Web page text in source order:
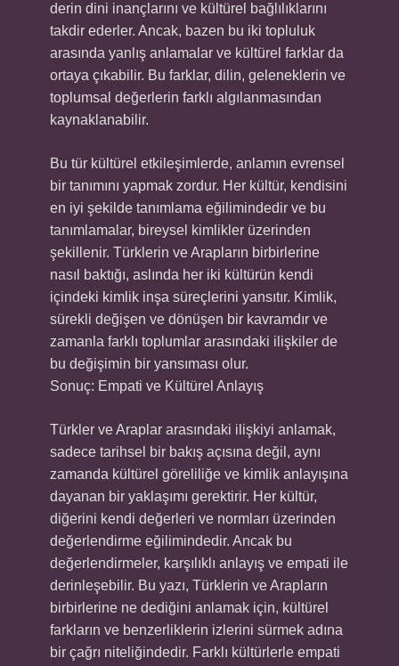
derin dini inançlarını ve kültürel bağlılıklarını
takdir ederler. Ancak, bazen bu iki topluluk
arasında yanlış anlamalar ve kültürel farklar da
ortaya çıkabilir. Bu farklar, dilin, geleneklerin ve
toplumsal değerlerin farklı algılanmasından
kaynaklanabilir.
Bu tür kültürel etkileşimlerde, anlamın evrensel
bir tanımını yapmak zordur. Her kültür, kendisini
en iyi şekilde tanımlama eğilimindedir ve bu
tanımlamalar, bireysel kimlikler üzerinden
şekillenir. Türklerin ve Arapların birbirlerine
nasıl baktığı, aslında her iki kültürün kendi
içindeki kimlik inşa süreçlerini yansıtır. Kimlik,
sürekli değişen ve dönüşen bir kavramdır ve
zamanla farklı toplumlar arasındaki ilişkiler de
bu değişimin bir yansıması olur.
Sonuç: Empati ve Kültürel Anlayış
Türkler ve Araplar arasındaki ilişkiyi anlamak,
sadece tarihsel bir bakış açısına değil, aynı
zamanda kültürel göreliliğe ve kimlik anlayışına
dayanan bir yaklaşımı gerektirir. Her kültür,
diğerini kendi değerleri ve normları üzerinden
değerlendirme eğilimindedir. Ancak bu
değerlendirmeler, karşılıklı anlayış ve empati ile
derinleşebilir. Bu yazı, Türklerin ve Arapların
birbirlerine ne dediğini anlamak için, kültürel
farkların ve benzerliklerin izlerini sürmek adına
bir çağrı niteliğindedir. Farklı kültürlerle empati